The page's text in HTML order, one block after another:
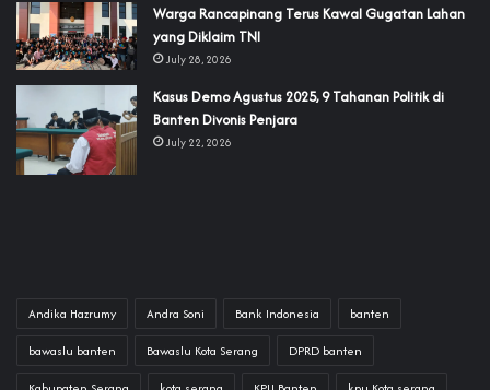
‎Warga Rancapinang Terus Kawal Gugatan Lahan
yang Diklaim TNI‎‎
July 28, 2026
‎Kasus Demo Agustus 2025, 9 Tahanan Politik di
Banten Divonis Penjara
July 22, 2026
Andika Hazrumy Andra Soni Bank Indonesia banten
bawaslu banten Bawaslu Kota Serang DPRD banten